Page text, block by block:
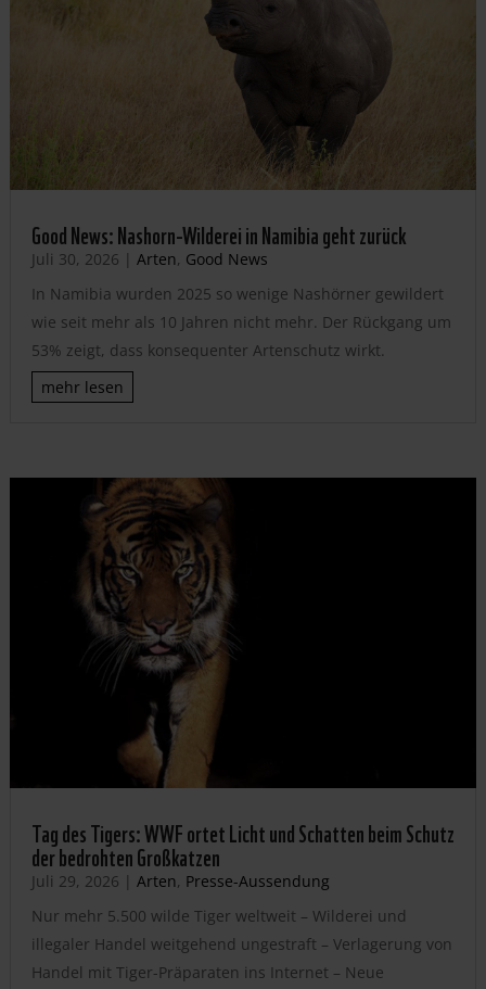
Good News: Nashorn-Wilderei in Namibia geht zurück
Juli 30, 2026 | Arten, Good News
In Namibia wurden 2025 so wenige Nashörner gewildert
wie seit mehr als 10 Jahren nicht mehr. Der Rückgang um
53% zeigt, dass konsequenter Artenschutz wirkt.
mehr lesen
Tag des Tigers: WWF ortet Licht und Schatten beim Schutz
der bedrohten Großkatzen
Juli 29, 2026 | Arten, Presse-Aussendung
Nur mehr 5.500 wilde Tiger weltweit – Wilderei und
illegaler Handel weitgehend ungestraft – Verlagerung von
Handel mit Tiger-Präparaten ins Internet – Neue